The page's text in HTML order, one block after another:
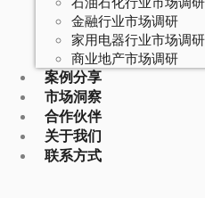
金融行业市场调研
家用电器行业市场调研
商业地产市场调研
案例分享
市场洞察
合作伙伴
关于我们
联系方式